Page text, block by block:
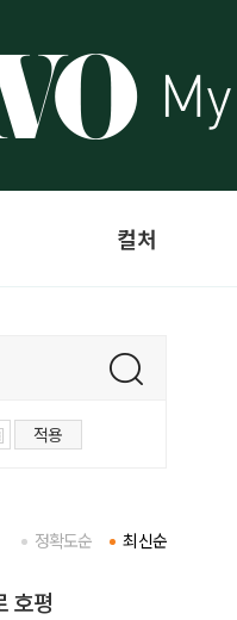
컬처
적용
최신순
정확도순
호평